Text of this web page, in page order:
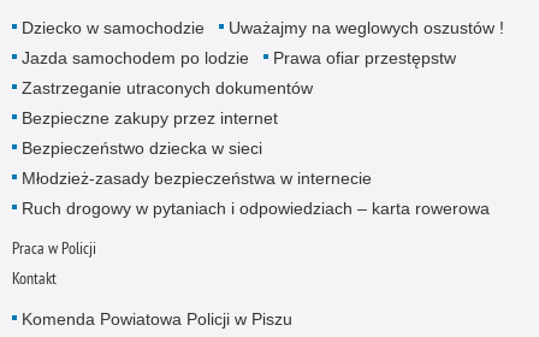
Dziecko w samochodzie
Uważajmy na weglowych oszustów !
Jazda samochodem po lodzie
Prawa ofiar przestępstw
Zastrzeganie utraconych dokumentów
Bezpieczne zakupy przez internet
Bezpieczeństwo dziecka w sieci
Młodzież-zasady bezpieczeństwa w internecie
Ruch drogowy w pytaniach i odpowiedziach – karta rowerowa
Praca w Policji
Kontakt
Komenda Powiatowa Policji w Piszu